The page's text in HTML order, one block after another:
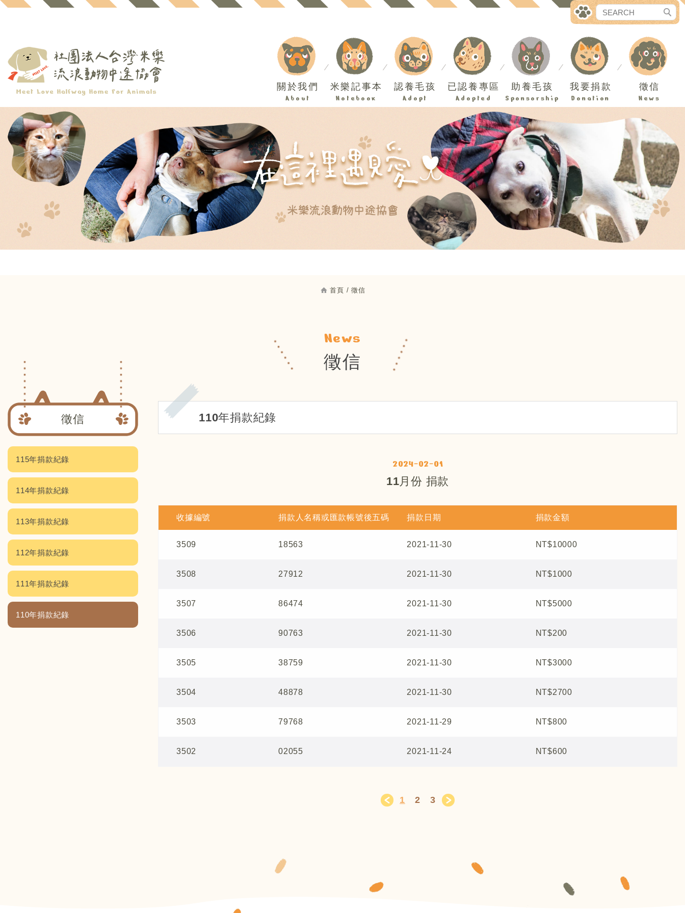
關於我們
About
米樂記事本
Notebook
認養毛孩
Adopt
已認養專區
Adopted
助養毛孩
Sponsorship
我要捐款
Donation
徵信
News
首頁 徵信
News
徵信
徵信
115年捐款紀錄
114年捐款紀錄
113年捐款紀錄
112年捐款紀錄
111年捐款紀錄
110年捐款紀錄
110年捐款紀錄
2024-02-01
11月份 捐款
收據編號 捐款人名稱或匯款帳號後五碼 捐款日期 捐款金額
3509 18563 2021-11-30 NT$10000
3508 27912 2021-11-30 NT$1000
3507 86474 2021-11-30 NT$5000
3506 90763 2021-11-30 NT$200
3505 38759 2021-11-30 NT$3000
3504 48878 2021-11-30 NT$2700
3503 79768 2021-11-29 NT$800
3502 02055 2021-11-24 NT$600
＜1 2 3